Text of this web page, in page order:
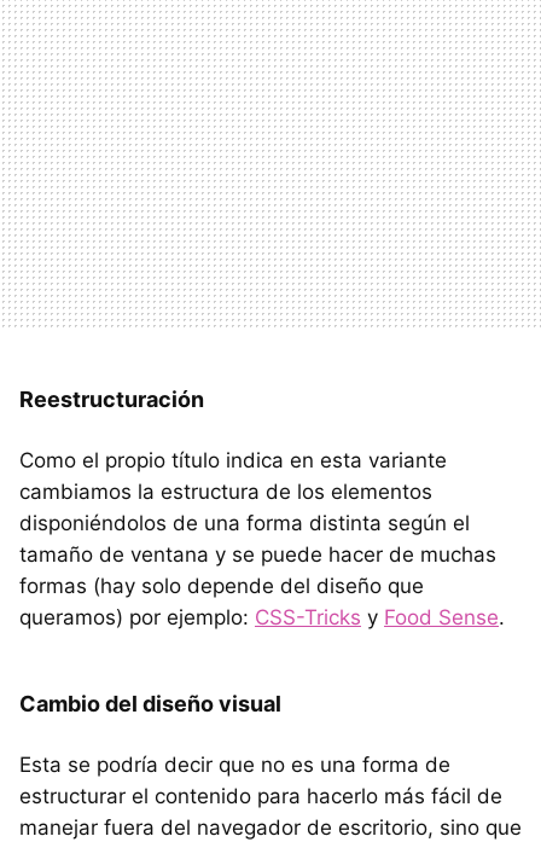
Reestructuración
Como el propio título indica en esta variante
cambiamos la estructura de los elementos
disponiéndolos de una forma distinta según el
tamaño de ventana y se puede hacer de muchas
formas (hay solo depende del diseño que
queramos) por ejemplo: CSS-Tricks y Food Sense.
Cambio del diseño visual
Esta se podría decir que no es una forma de
estructurar el contenido para hacerlo más fácil de
manejar fuera del navegador de escritorio, sino que